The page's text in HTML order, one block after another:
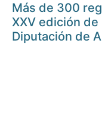
Más de 300
XXV edición de
Diputación de